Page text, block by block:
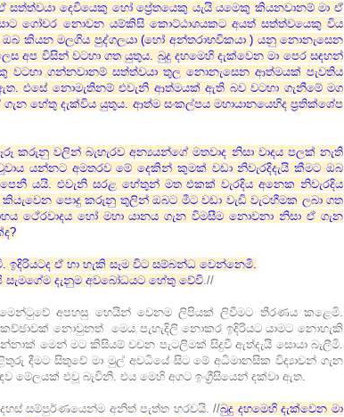
සත්ත්වයා දෙවියෙකු හෝ ප්‍රේතයෙකු යැයි යමෙකු කියනවානම් මා ඒ
ගෝචර නොවන යම්කිසි කොට්ඨාශයකට අයත් සත්ත්වයෙකු විය
ඔබ කියන මලගිය පුද්ගලයා (හෝ අන්තරාභවිකයා ) යනු නොනැසෙන
අප විසින් වටහා ගත යුතුය. බුදු දහමෙහි දැක්වෙන මා පෙර සඳහන්
වටහා ගන්නවානම් සත්ත්වයා තුල නොනැසෙන ආත්මයක් පැවතිය
එසේ නොමැතිනම් එවැනි ආත්මයක් ඇති බව වටහා ගැනීමේ මග
හේතු දැක්විය යුතුය. ආත්ම සංකල්පය මහායානයෙහිද ප්‍රතික්ශේප
කරුනු වලින් බැහැරව අන්‍යයන්ගේ මතවාද නිසා වාදය පලක් නැති
යන්නට අමතරව මේ දෙකින් කුමක් වඩා නිවැරදිදැයි කීමට ඔබ
යයි. එවැනි සරළ හේතුන් මත එකක් වැරදිය අනෙක නිවැරදිය
කියැවෙන පොදු කරුනු තුලින් ඔබට මීට වඩා වැඩි වැටහීමක ලබා ගත
ථේරවාදය හෝ මහා යානය ගැන විමසීම නොවනා නිසා ඒ ගැන
ඒ හා හැකි සෑම විට සම්බන්ධ වෙන්නෙමි.
සැමගේම දැනුම අවබෝධයට හේතු වේවි.//
අපහසු හෙයින් වෙනම ලිපියක් ලිවීමට තීරණය කළෙමි.
නොවුනත් මෙය පැහැදිලි නොකර ඉදිරියට යාමට නොහැකි
මෙන් මට කිසියම් වචන පැටලීමක් සිදුවී ඇත්දැයි සොයා බැලීමි.
දීමට සිතුවේ මා මුල් අවධියේ සිට මේ අධිමානසික විද්‍යාවන් ගැන
මේලයක් එවූ බැවිනි. එය මෙහි අගට ඉංග්‍රීසියෙන් දක්වා ඇත.
සම්පුර්ණයෙන්ම අනිත් පැත්ත හරවයි. //බුදු දහමෙහි දැක්වෙන මා